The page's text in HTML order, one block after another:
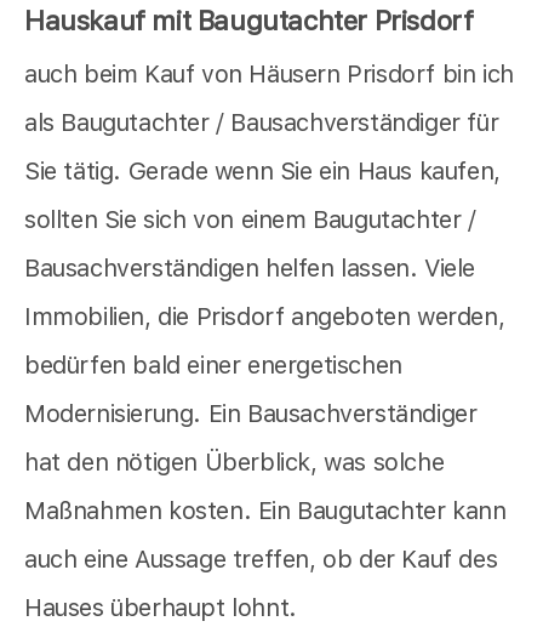
Hauskauf mit Baugutachter Prisdorf
auch beim Kauf von Häusern Prisdorf bin ich
als Baugutachter / Bausachverständiger für
Sie tätig. Gerade wenn Sie ein Haus kaufen,
sollten Sie sich von einem Baugutachter /
Bausachverständigen helfen lassen. Viele
Immobilien, die Prisdorf angeboten werden,
bedürfen bald einer energetischen
Modernisierung. Ein Bausachverständiger
hat den nötigen Überblick, was solche
Maßnahmen kosten. Ein Baugutachter kann
auch eine Aussage treffen, ob der Kauf des
Hauses überhaupt lohnt.